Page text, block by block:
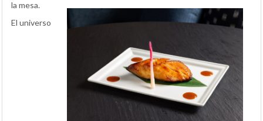
la mesa.
El universo